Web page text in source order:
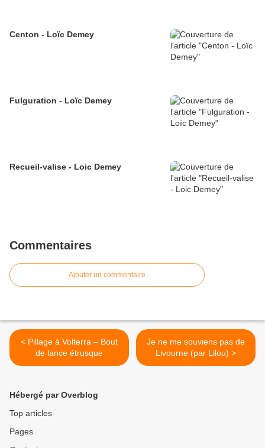
Centon - Loïc Demey
Fulguration - Loïc Demey
Recueil-valise - Loic Demey
Commentaires
Ajouter un commentaire
< Pillage à Volterra – Bout
de lance étrusque
Je ne me souviens pas de
Livourne (par Lilou) >
Hébergé par Overblog
Top articles
Pages